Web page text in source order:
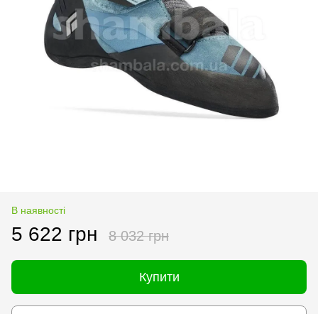
В наявності
5 622 грн 8 032 грн
Купити